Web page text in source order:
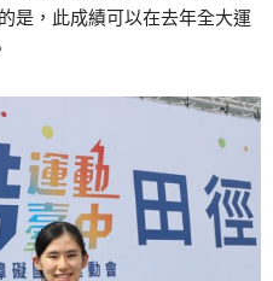
是，此成績可以在去年全大運